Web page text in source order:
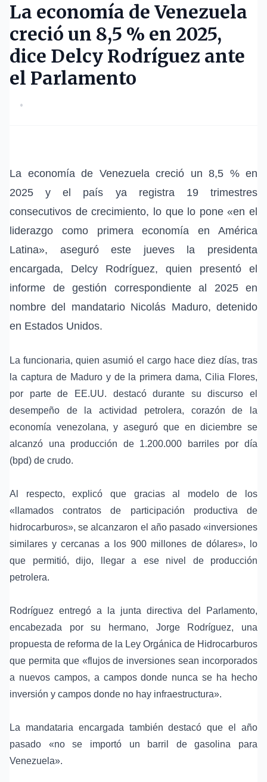
La economía de Venezuela
creció un 8,5 % en 2025,
dice Delcy Rodríguez ante
el Parlamento
•
La economía de Venezuelacreció un 8,5 % en
2025 y el país ya registra 19 trimestres
consecutivos de crecimiento, lo que lo pone «en el
liderazgo como primera economía en América
Latina», aseguró este jueves la presidenta
encargada, Delcy Rodríguez, quien presentó el
informe de gestión correspondiente al 2025 en
nombre del mandatario Nicolás Maduro, detenido
en Estados Unidos.
La funcionaria, quien asumió el cargo hace diez días, tras
la captura de Maduro y de la primera dama,Cilia Flores,
por parte de EE.UU. destacó durante su discurso el
desempeño de laactividad petrolera, corazón de la
economía venezolana, y aseguró que en diciembre se
alcanzó una producción de 1.200.000 barriles por día
(bpd) de crudo.
Al respecto, explicó que gracias al modelo de los
«llamadoscontratos de participación productiva de
hidrocarburos», se alcanzaron el año pasado «inversiones
similares y cercanas a los 900 millones de dólares», lo
que permitió, dijo, llegar a ese nivel de producción
petrolera.
Rodríguez entregó a la junta directiva del Parlamento,
encabezada por su hermano, Jorge Rodríguez, una
propuesta de reforma de la Ley Orgánica de Hidrocarburos
que permita que «flujos de inversiones sean incorporados
a nuevos campos, a campos donde nunca se ha hecho
inversión y campos donde no hay infraestructura».
La mandataria encargada también destacó que el año
pasado «no se importó un barril degasolina para
Venezuela».